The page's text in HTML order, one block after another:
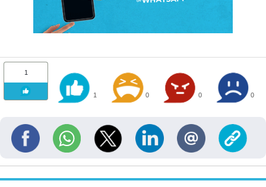
1
1 0 0 0